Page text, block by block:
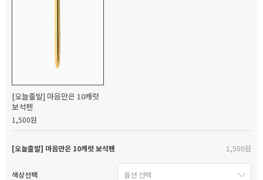
[오늘출발] 마음만은 10캐럿
보석펜
1,500원
[오늘출발] 마음만은 10캐럿 보석펜 1,500원
색상선택